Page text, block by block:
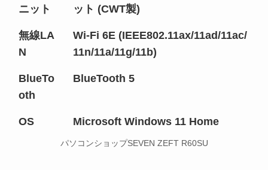
ニット
ット (CWT製)
無線LA
N
Wi-Fi 6E (IEEE802.11ax/11ad/11ac/
11n/11a/11g/11b)
BlueTo
oth
BlueTooth 5
OS Microsoft Windows 11 Home
パソコンショップSEVEN ZEFT R60SU